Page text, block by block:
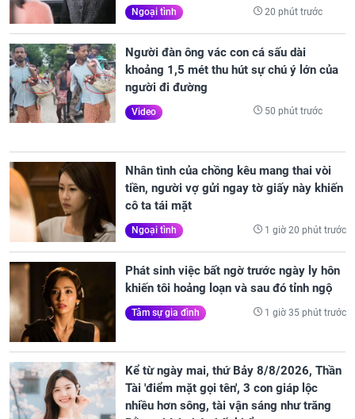
Ngoại tình 20 phút trước
Người đàn ông vác con cá sấu dài
khoảng 1,5 mét thu hút sự chú ý lớn của
người đi đường
Video 50 phút trước
Nhân tình của chồng kêu mang thai vòi
tiền, người vợ gửi ngay tờ giấy này khiến
cô ta tái mặt
Ngoại tình 1 giờ 20 phút trước
Phát sinh việc bất ngờ trước ngày ly hôn
khiến tôi hoảng loạn và sau đó tỉnh ngộ
Tâm sự gia đình 1 giờ 35 phút trước
Kể từ ngày mai, thứ Bảy 8/8/2026, Thần
Tài 'điểm mặt gọi tên', 3 con giáp lộc
nhiều hơn sông, tài vận sáng như trăng